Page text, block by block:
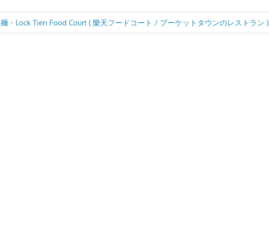
・Lock Tien Food Court ( 樂天フードコート / プーケットタウンのレストラン )